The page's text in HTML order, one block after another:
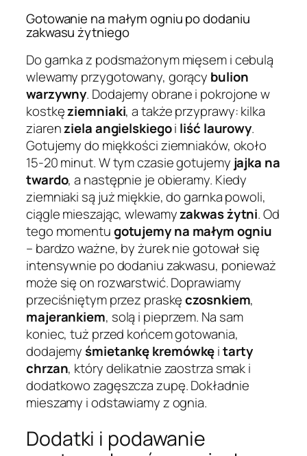
Gotowanie na małym ogniu po dodaniu
zakwasu żytniego
Do garnka z podsmażonym mięsem i cebulą
wlewamy przygotowany, gorący bulion
warzywny. Dodajemy obrane i pokrojone w
kostkęziemniaki, a także przyprawy: kilka
ziarenziela angielskiegoi liść laurowy.
Gotujemy do miękkości ziemniaków, około
15-20 minut. W tym czasie gotujemy jajka na
twardo, a następnie je obieramy. Kiedy
ziemniaki są już miękkie, do garnka powoli,
ciągle mieszając, wlewamyzakwas żytni. Od
tego momentugotujemy na małym ogniu
– bardzo ważne, by żurek nie gotował się
intensywnie po dodaniu zakwasu, ponieważ
może się on rozwarstwić. Doprawiamy
przeciśniętym przez praskęczosnkiem,
majerankiem, solą i pieprzem. Na sam
koniec, tuż przed końcem gotowania,
dodajemyśmietankę kremówkęitarty
chrzan, który delikatnie zaostrza smak i
dodatkowo zagęszcza zupę. Dokładnie
mieszamy i odstawiamy z ognia.
Dodatki i podawanie